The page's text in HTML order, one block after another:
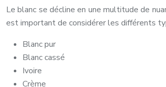
Le blanc se décline en une multitude de
est important de considérer les différents
Blanc pur
Blanc cassé
Ivoire
Crème